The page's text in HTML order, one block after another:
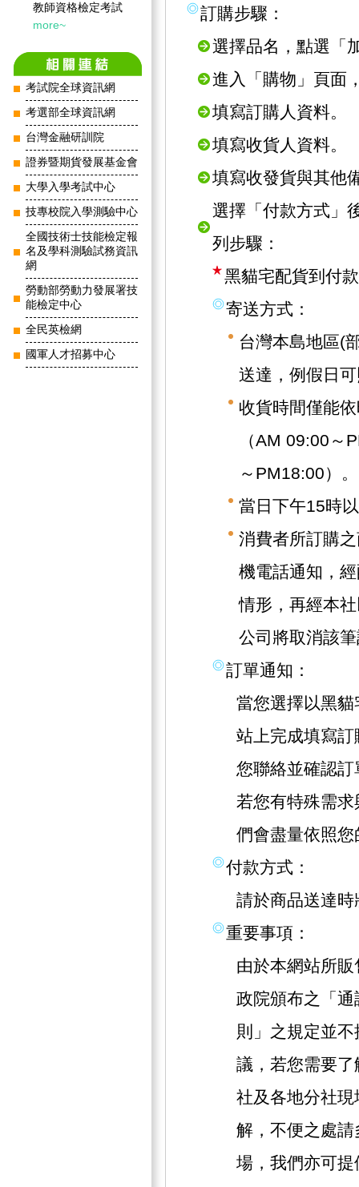
教師資格檢定考試
more~
考試院全球資訊網
考選部全球資訊網
台灣金融研訓院
證券暨期貨發展基金會
大學入學考試中心
技專校院入學測驗中心
全國技術士技能檢定報
名及學科測驗試務資訊
網
勞動部勞動力發展署技
能檢定中心
全民英檢網
國軍人才招募中心
訂購步驟：
選擇品名，點選「
進入「購物」頁面
填寫訂購人資料。
填寫收貨人資料。
填寫收發貨與其他
選擇「付款方式」
列步驟：
黑貓宅配貨到付
寄送方式：
台灣本島地區(
送達，例假日
收貨時間僅能
（AM 09:00～
～PM18:00）。
當日下午15時
消費者所訂購
機電話通知，
情形，再經本
公司將取消該
訂單通知：
當您選擇以黑
站上完成填寫
您聯絡並確認訂
若您有特殊需
們會盡量依照
付款方式：
請於商品送達
重要事項：
由於本網站所
政院頒布之「
則」之規定並
議，若您需要
社及各地分社
解，不便之處
場，我們亦可